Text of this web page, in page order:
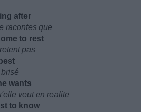
after
racontes que
to rest
pas
wants
veut en realite
to know